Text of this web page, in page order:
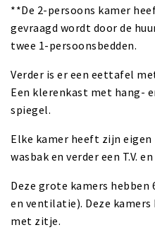
**De 2-persoons kamer
gevraagd wordt door de
twee 1-persoonsbedden.
Verder is er een eettafel
Een klerenkast met hang-
spiegel.
Elke kamer heeft zijn
wasbak en verder een T.V.
Deze grote kamers
en ventilatie). Deze
met zitje.